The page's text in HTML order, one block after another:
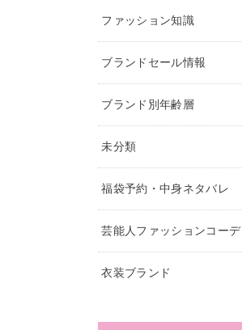
ファッション知識
ブランドセール情報
ブランド別年齢層
未分類
福袋予約・中身ネタバレ
芸能人ファッションコーデ
衣装ブランド